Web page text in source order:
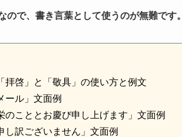
ので、書き言葉として使うのが無難です。
拝啓」と「敬具」の使い方と例文
ール」文面例
のこととお慶び申し上げます」文面例
し訳ございません」文面例